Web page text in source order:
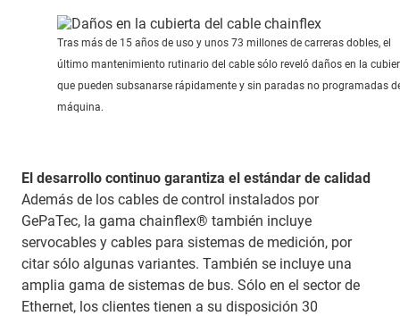
Tras más de 15 años de uso y unos 73 millones de carreras dobles, el
último mantenimiento rutinario del cable sólo reveló daños en la
que pueden subsanarse rápidamente y sin paradas no programadas
máquina.
El desarrollo continuo garantiza el estándar de calidad
Además de los cables de control instalados por
GePaTec, la gama chainflex® también incluye
servocables y cables para sistemas de medición, por
citar sólo algunas variantes. También se incluye una
amplia gama de sistemas de bus. Sólo en el sector de
Ethernet, los clientes tienen a su disposición 30